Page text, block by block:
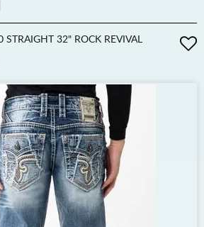
32" ROCK REVIVAL